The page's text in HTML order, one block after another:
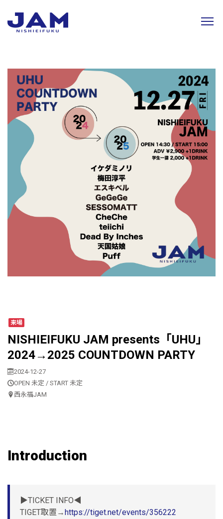
来場
NISHIEIFUKU JAM presents「UHU」
2024→2025 COUNTDOWN PARTY
2024-12-27
OPEN 未定 / START 未定
西永福JAM
Introduction
▶︎TICKET INFO◀︎
TIGET取置→https://tiget.net/events/356222